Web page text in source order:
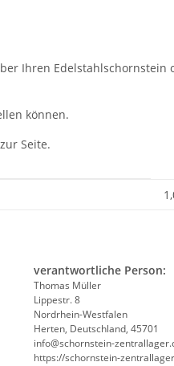
Ihren Edelstahlschornstein
können.
Seite.
verantwortliche Person:
Thomas Müller
Lippestr. 8
Nordrhein-Westfalen
Herten, Deutschland, 45701
info@schornstein-
https://schornstein-